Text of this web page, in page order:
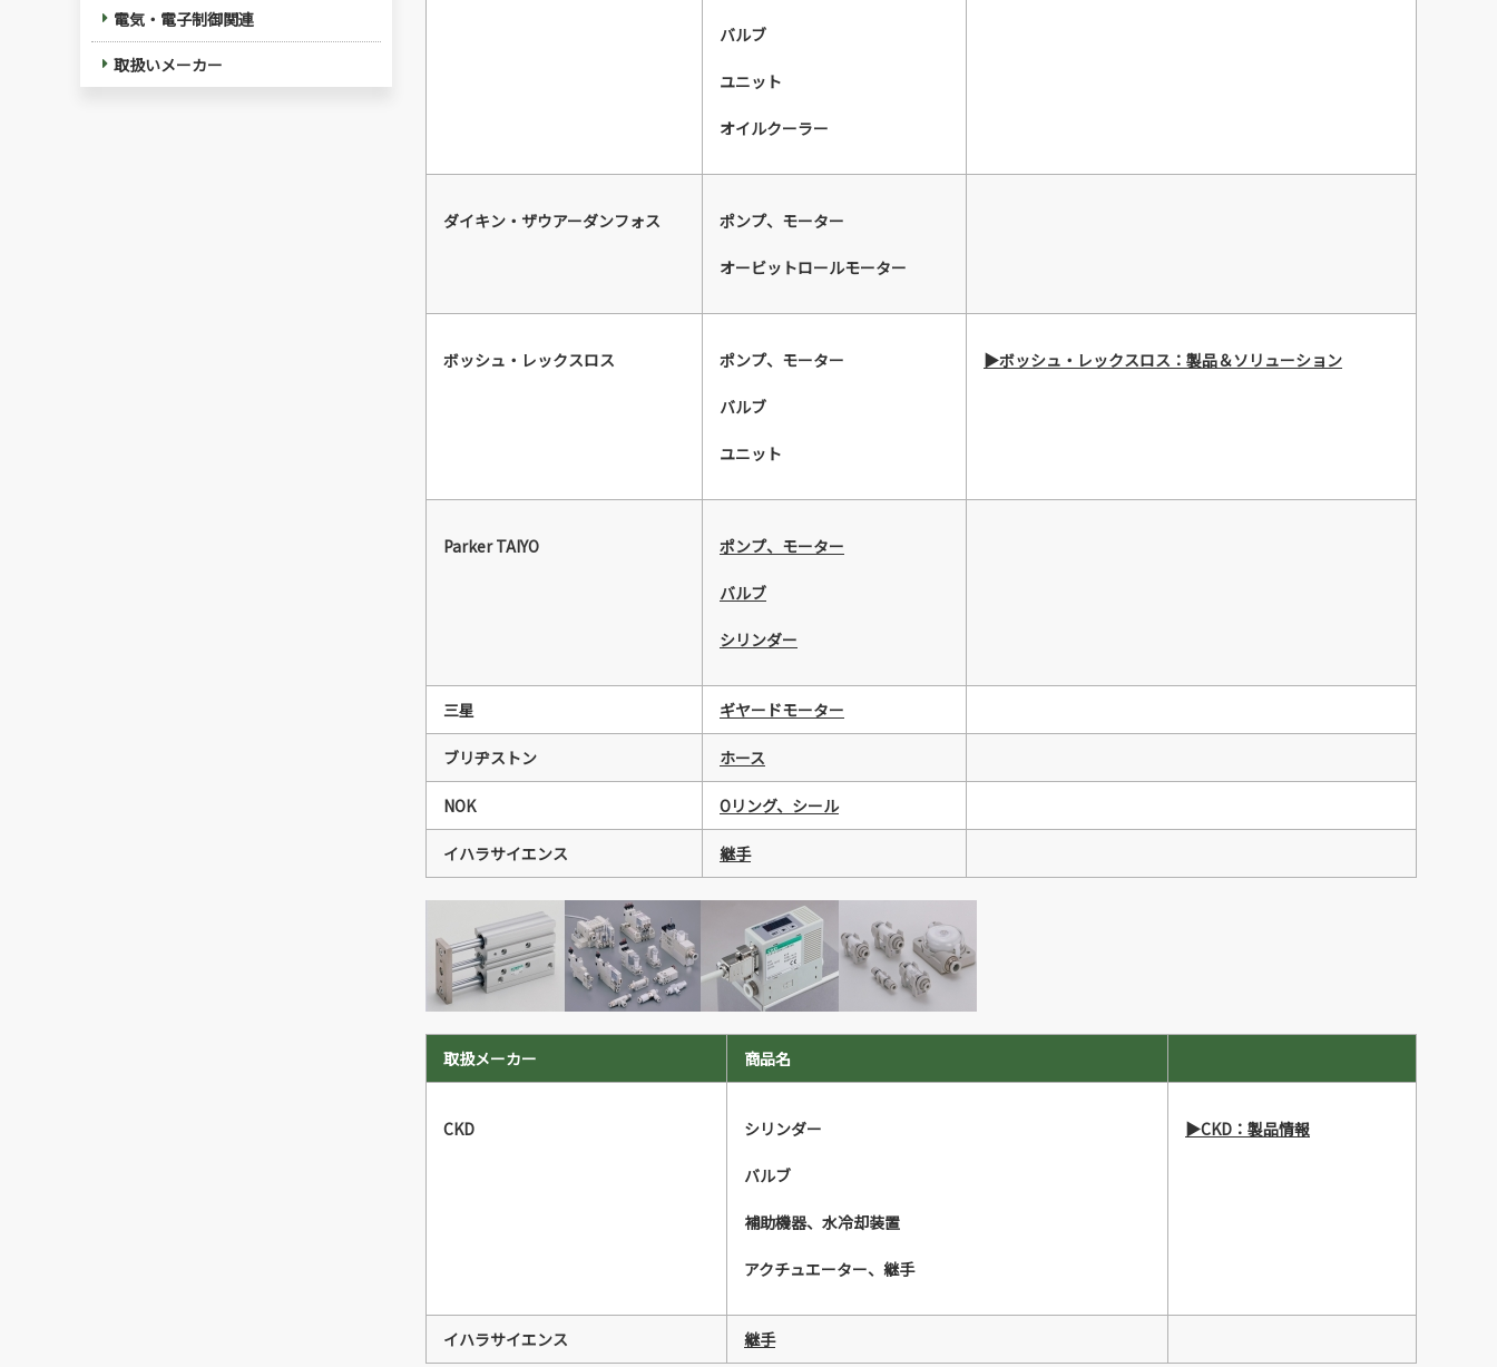
バルブ
ユニット
オイルクーラー
ダイキン・ザウアーダンフォス ポンプ、モーター
オービットロールモーター
ボッシュ・レックスロス ポンプ、モーター
バルブ
ユニット
▶ボッシュ・レックスロス：製品＆ソリューション
Parker TAIYO ポンプ、モーター
バルブ
シリンダー
三星 ギヤードモーター
ブリヂストン ホース
NOK Oリング、シール
イハラサイエンス 継手
取扱メーカー 商品名
CKD シリンダー
バルブ
補助機器、水冷却装置
アクチュエーター、継手
▶CKD：製品情報
イハラサイエンス 継手
電気・電子制御関連
取扱いメーカー